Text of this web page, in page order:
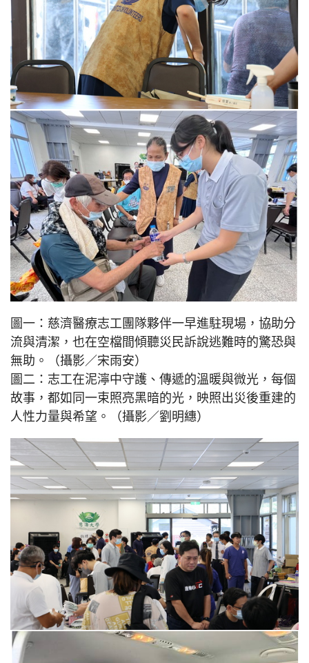
圖一：慈濟醫療志工團隊夥伴一早進駐現場，協助分
流與清潔，也在空檔間傾聽災民訴說逃難時的驚恐與
無助。（攝影／宋雨安）
圖二：志工在泥濘中守護、傳遞的溫暖與微光，每個
故事，都如同一束照亮黑暗的光，映照出災後重建的
人性力量與希望。（攝影／劉明繐）